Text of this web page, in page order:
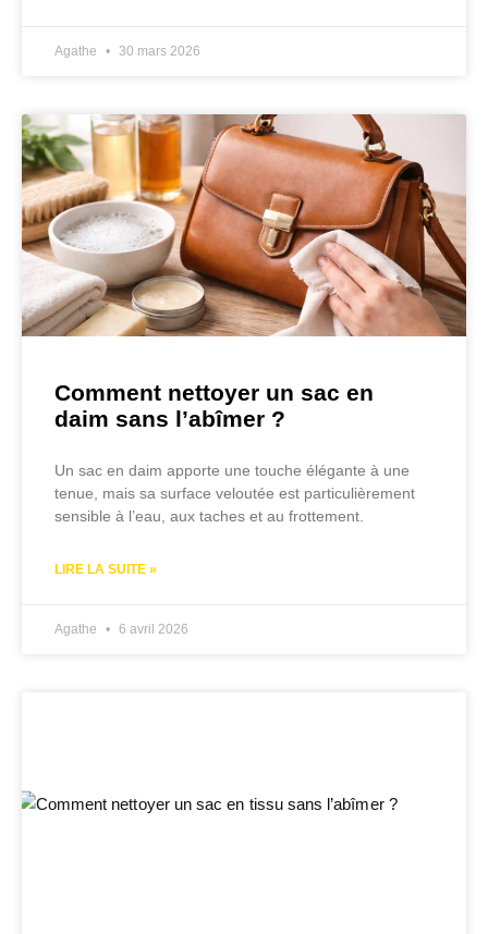
Agathe 30 mars 2026
Comment nettoyer un sac en
daim sans l’abîmer ?
Un sac en daim apporte une touche élégante à une
tenue, mais sa surface veloutée est particulièrement
sensible à l’eau, aux taches et au frottement.
LIRE LA SUITE »
Agathe 6 avril 2026